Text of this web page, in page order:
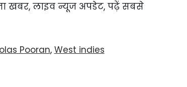
खबर, लाइव न्यूज अपडेट, पढ़ें सबसे
Pooran, West indies